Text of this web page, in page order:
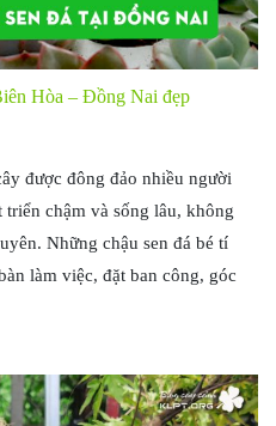
Hòa – Đồng Nai đẹp
được đông đảo nhiều người
chậm và sống lâu, không
Những chậu sen đá bé tí
làm việc, đặt ban công, góc